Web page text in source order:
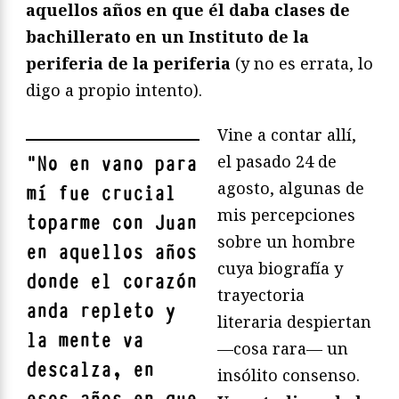
aquellos años en que él daba clases de
bachillerato en un Instituto de la
periferia de la periferia (y no es errata, lo
digo a propio intento).
"No en vano para
mí fue crucial
toparme con Juan
en aquellos años
donde el corazón
anda repleto y
la mente va
descalza, en
Vine a contar allí,
el pasado 24 de
agosto, algunas de
mis percepciones
sobre un hombre
cuya biografía y
trayectoria
literaria despiertan
—cosa rara— un
insólito consenso.